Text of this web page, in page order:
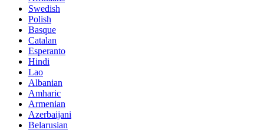
Swedish
Polish
Basque
Catalan
Esperanto
Hindi
Lao
Albanian
Amharic
Armenian
Azerbaijani
Belarusian